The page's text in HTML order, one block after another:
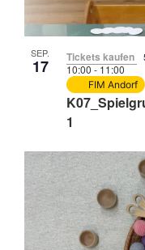
SEP.
17
1
10:00-11:00
FIM Andorf
Tickets kaufen